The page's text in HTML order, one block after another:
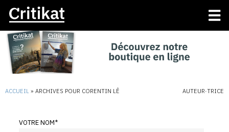
ACCUEIL » ARCHIVES POUR CORENTIN LÊ AUTEUR·TRICE
VOTRE NOM*